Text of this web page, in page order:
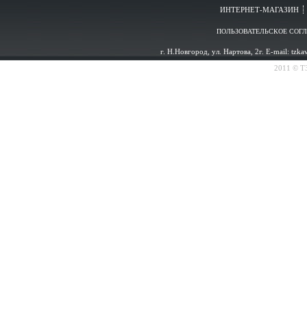
ИНТЕРНЕТ-МАГАЗИН
ПОЛЬЗОВАТЕЛЬСКОЕ
г. Н.Новгород, ул. Нартова, 2г. E-mail:
2011 ©